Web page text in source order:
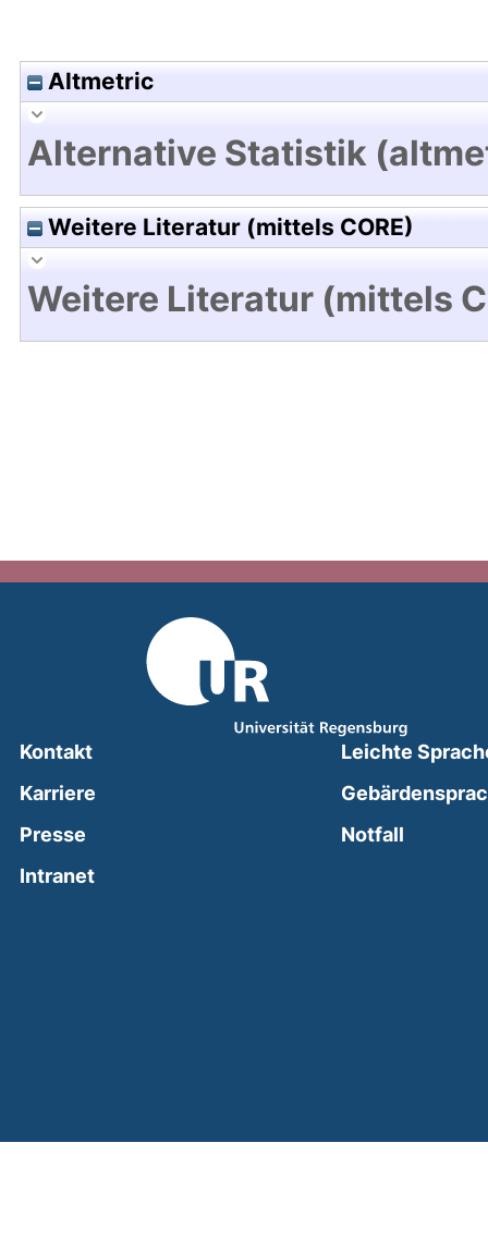
Altmetric
Alternative Statistik
Weitere Literatur (mittels CORE)
Weitere Literatur (mittels
Kontakt
Karriere
Presse
Intranet(external link, opens in a new window)
Leichte
Notfall